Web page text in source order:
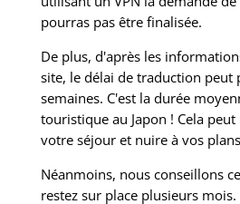
pourras pas être finalisée.
De plus, d'après les
site, le délai de traduction peut
semaines. C'est la durée
touristique au Japon ! Cela
votre séjour et nuire à vos
Néanmoins, nous conseillons
restez sur place plusieurs mois.